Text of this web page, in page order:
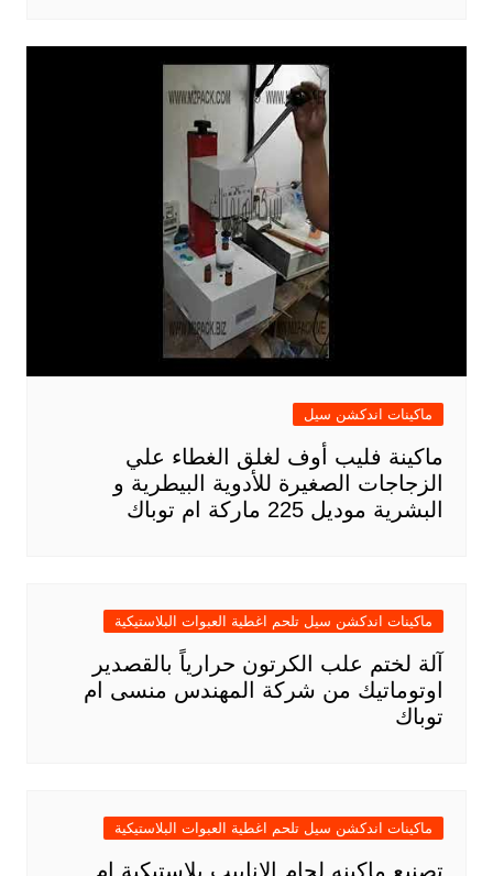
ماكينات اندكشن سيل
ماكينة فليب أوف لغلق الغطاء علي
الزجاجات الصغيرة للأدوية البيطرية و
البشرية موديل 225 ماركة ام توباك
ماكينات اندكشن سيل تلحم اغطية العبوات البلاستيكية
آلة لختم علب الكرتون حرارياً بالقصدير
اوتوماتيك من شركة المهندس منسى ام
توباك
ماكينات اندكشن سيل تلحم اغطية العبوات البلاستيكية
تصنيع ماكينه لحام الانابيب بلاستيكية ام